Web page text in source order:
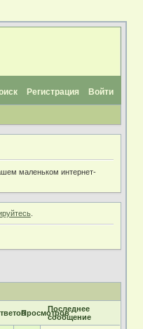
Регистрация Войти
маленьком интернет-
.
ПросмотровПоследнее
сообщение